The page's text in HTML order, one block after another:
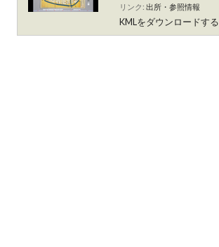
リンク: 出所・参照情報
KMLをダウンロードする